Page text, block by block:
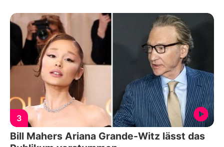
3
Bill Mahers Ariana Grande-Witz lässt das